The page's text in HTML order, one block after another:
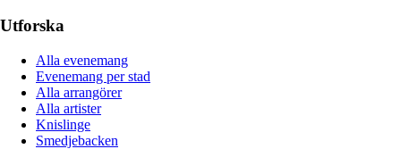
Utforska
Alla evenemang
Evenemang per stad
Alla arrangörer
Alla artister
Knislinge
Smedjebacken